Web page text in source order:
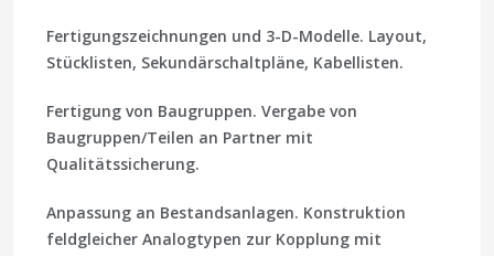
Fertigungszeichnungen und 3-D-Modelle. Layout,
Stücklisten, Sekundärschaltpläne, Kabellisten.
Fertigung von Baugruppen. Vergabe von
Baugruppen/Teilen an Partner mit
Qualitätssicherung.
Anpassung an Bestandsanlagen. Konstruktion
feldgleicher Analogtypen zur Kopplung mit